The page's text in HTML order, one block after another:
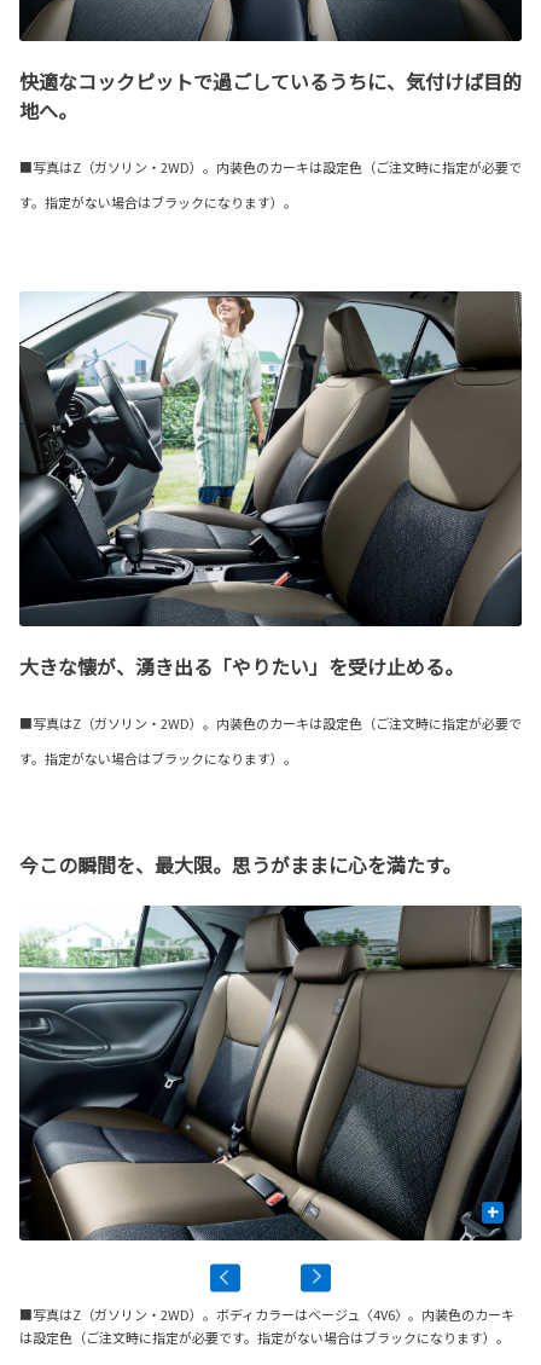
快適なコックピットで過ごしているうちに、気付けば目的
地へ。
■写真はZ（ガソリン・2WD）。内装色のカーキは設定色（ご注文時に指定が必要で
す。指定がない場合はブラックになります）。
大きな懐が、湧き出る「やりたい」を受け止める。
■写真はZ（ガソリン・2WD）。内装色のカーキは設定色（ご注文時に指定が必要で
す。指定がない場合はブラックになります）。
今この瞬間を、最大限。思うがままに心を満たす。
+
■写真はZ（ガソリン・2WD）。ボディカラーはベージュ〈4V6〉。内装色のカーキ
は設定色（ご注文時に指定が必要です。指定がない場合はブラックになります）。